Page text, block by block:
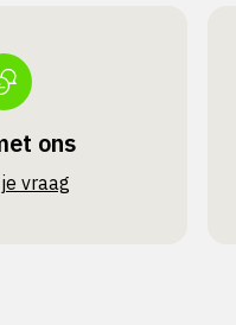
ons
vraag